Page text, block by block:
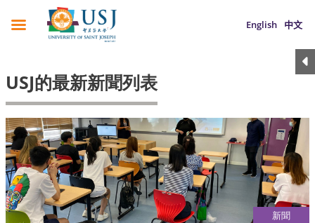
English 中文
USJ的最新新聞列表
新聞